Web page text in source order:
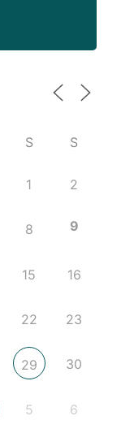
S S
1 2
8 9
15 16
22 23
29 30
5 6